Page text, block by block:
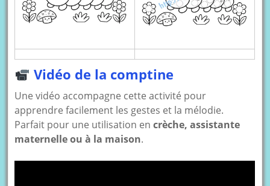
Vidéo de la comptine
Une vidéo accompagne cette activité pour
apprendre facilement les gestes et la mélodie.
Parfait pour une utilisation encrèche, assistante
maternelle ou à la maison.